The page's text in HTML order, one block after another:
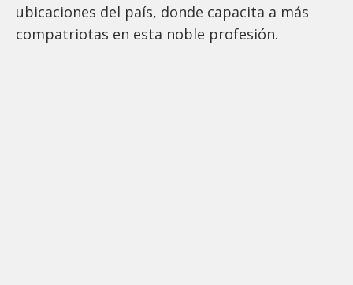
ubicaciones del país, donde capacita a más
compatriotas en esta noble profesión.